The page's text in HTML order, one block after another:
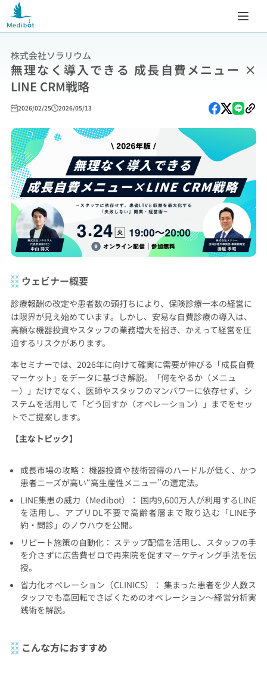
株式会社ソラリウム
無理なく導入できる 成長自費メニュー ×
LINE CRM戦略
2026/02/25 2026/05/13
ウェビナー概要
診療報酬の改定や患者数の頭打ちにより、保険診療一本の経営に
は限界が見え始めています。しかし、安易な自費診療の導入は、
高額な機器投資やスタッフの業務増大を招き、かえって経営を圧
迫するリスクがあります。
本セミナーでは、2026年に向けて確実に需要が伸びる「成長自費
マーケット」をデータに基づき解説。「何をやるか（メニュ
ー）」だけでなく、医師やスタッフのマンパワーに依存せず、シ
ステムを活用して「どう回すか（オペレーション）」までをセッ
トでご提案します。
【主なトピック】
成長市場の攻略： 機器投資や技術習得のハードルが低く、かつ
患者ニーズが高い“高生産性メニュー”の選定法。
LINE集患の威力（Medibot）： 国内9,600万人が利用するLINE
を活用し、アプリDL不要で高齢者層まで取り込む「LINE予
約・問診」のノウハウを公開。
リピート施策の自動化： ステップ配信を活用し、スタッフの手
を介さずに広告費ゼロで再来院を促すマーケティング手法を伝
授。
省力化オペレーション（CLINICS）： 集まった患者を少人数ス
タッフでも高回転でさばくためのオペレーション〜経営分析実
践術を解説。
こんな方におすすめ